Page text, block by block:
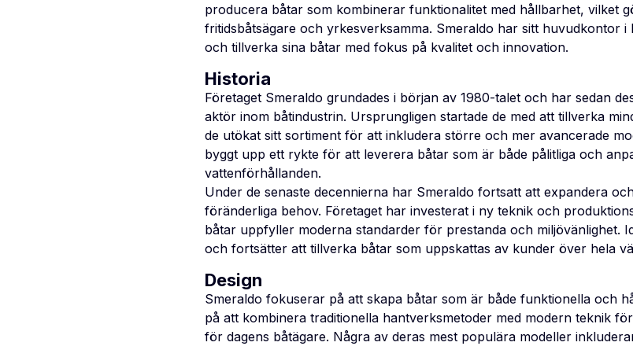
producera båtar som kombinerar funktionalitet med hållbarhet, vilket
fritidsbåtsägare och yrkesverksamma. Smeraldo har sitt huvudkontor
och tillverka sina båtar med fokus på kvalitet och innovation.
Historia
Företaget Smeraldo grundades i början av 1980-talet och har sedan
aktör inom båtindustrin. Ursprungligen startade de med att tillverka
de utökat sitt sortiment för att inkludera större och mer avancerade
byggt upp ett rykte för att leverera båtar som är både pålitliga och
vattenförhållanden.
Under de senaste decennierna har Smeraldo fortsatt att expandera
föränderliga behov. Företaget har investerat i ny teknik och
båtar uppfyller moderna standarder för prestanda och miljövänlighet.
och fortsätter att tillverka båtar som uppskattas av kunder över hela
Design
Smeraldo fokuserar på att skapa båtar som är både funktionella och
på att kombinera traditionella hantverksmetoder med modern teknik
för dagens båtägare. Några av deras mest populära modeller